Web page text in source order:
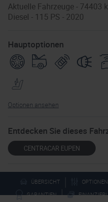
Aktuelle Fahrzeuge - 74403
Diesel - 115 PS - 2020
Hauptoptionen
Optionen ansehen
Entdecken Sie dieses
CENTRACAR EUPEN
ÜBERSICHT OPTIONEN
GARANTIEN |